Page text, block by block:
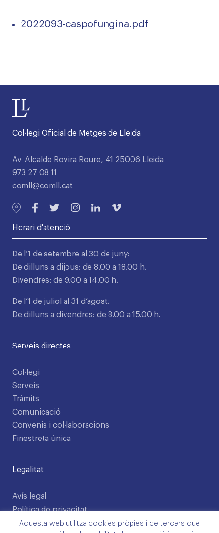
2022093-caspofungina.pdf
Col·legi Oficial de Metges de Lleida
Av. Alcalde Rovira Roure, 41 25006 Lleida
973 27 08 11
comll@comll.cat
Horari d'atenció
De l’1 de setembre al 30 de juny:
De dilluns a dijous: de 8.00 a 18.00 h.
Divendres: de 9.00 a 14.00 h.
De l’1 de juliol al 31 d’agost:
De dilluns a divendres: de 8.00 a 15.00 h.
Serveis directes
Col·legi
Serveis
Tràmits
Comunicació
Convenis i col·laboracions
Finestreta única
Legalitat
Avís legal
Política de privacitat
Condicions d'ús
Aquesta web utilitza cookies pròpies i de tercers que